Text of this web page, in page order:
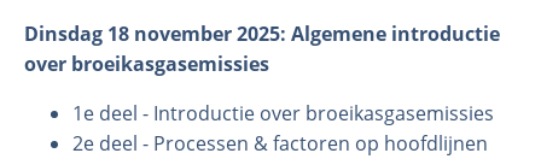
Dinsdag 18 november 2025: Algemene introductie
over broeikasgasemissies
1e deel - Introductie over broeikasgasemissies
2e deel - Processen & factoren op hoofdlijnen